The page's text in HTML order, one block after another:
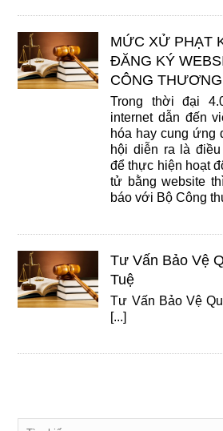
MỨC XỬ PHẠT
ĐĂNG KÝ
CÔNG THƯƠNG
Trong thời đại
internet dẫn đến
hóa hay cung ứng
hội diễn ra là
để thực hiện hoạt
tử bằng website
báo với Bộ Công
Tư Vấn Bảo Vệ
Tuệ
Tư Vấn Bảo Vệ
[...]